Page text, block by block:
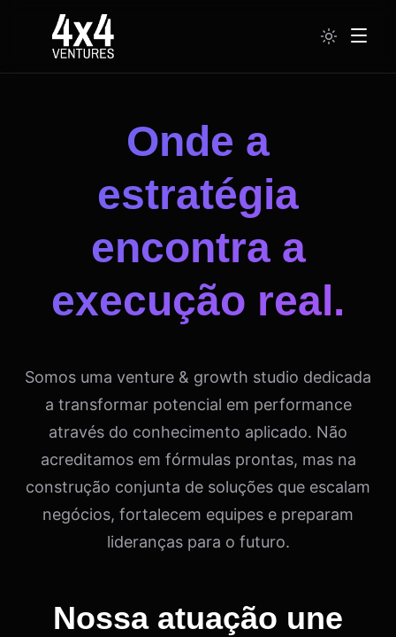
Onde a
estratégia
encontra a
execução real.
Somos uma venture & growth studio dedicada
a transformar potencial em performance
através do conhecimento aplicado. Não
acreditamos em fórmulas prontas, mas na
construção conjunta de soluções que escalam
negócios, fortalecem equipes e preparam
lideranças para o futuro.
Nossa atuação une